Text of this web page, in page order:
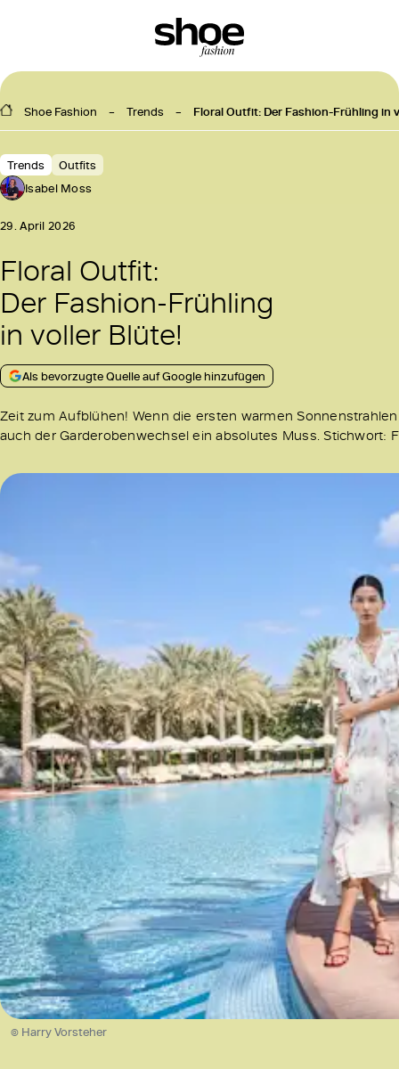
Shoe Fashion Trends Floral Outfit: Der Fashion-Frühling in
Trends
Outfits
Isabel Moss
29. April 2026
Floral Outfit:
Der Fashion-Frühling
in voller Blüte!
Als bevorzugte Quelle auf Google hinzufügen
Zeit zum Aufblühen! Wenn die ersten warmen
auch der Garderobenwechsel ein absolutes Muss. Stichwort:
© Harry Vorsteher